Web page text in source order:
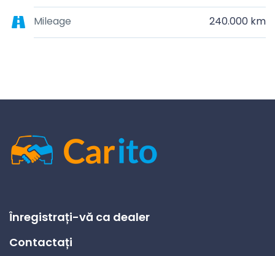
Mileage 240.000 km
Înregistrați-vă ca dealer
Contactați